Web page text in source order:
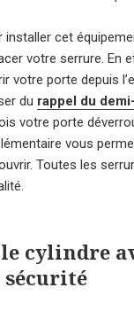
installer cet
votre serrure. En
votre porte depuis
du rappel du
votre porte
vous
Toutes les
cylindre
sécurité